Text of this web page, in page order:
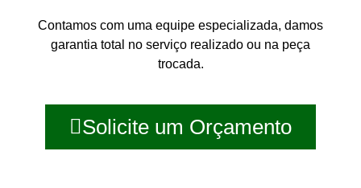
Contamos com uma equipe especializada, damos
garantia total no serviço realizado ou na peça
trocada.
Solicite um Orçamento